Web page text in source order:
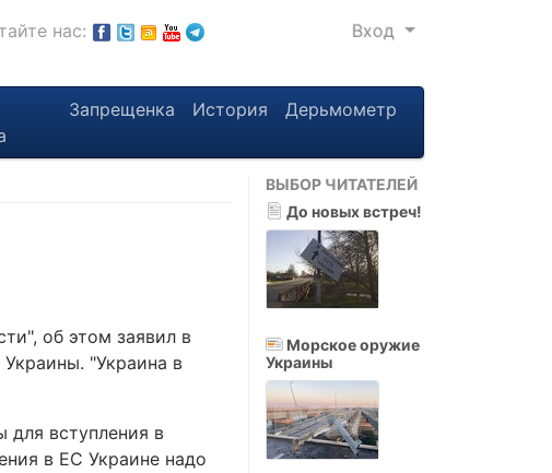
нас: Вход
Запрещенка История Дерьмометр
об этом заявил в
"Украина в
вступления в
в ЕС Украине надо
ВЫБОР ЧИТАТЕЛЕЙ
До новых встреч!
Морское оружие
Украины